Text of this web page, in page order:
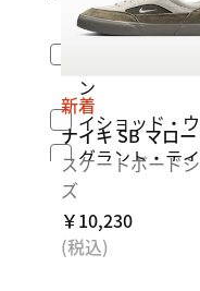
キー
ナイジャ・ヒ
ン
イショッド・
グラント・テ
新着
ナイキ SB マロー
スケートボード
ズ
￥10,230
(税込)